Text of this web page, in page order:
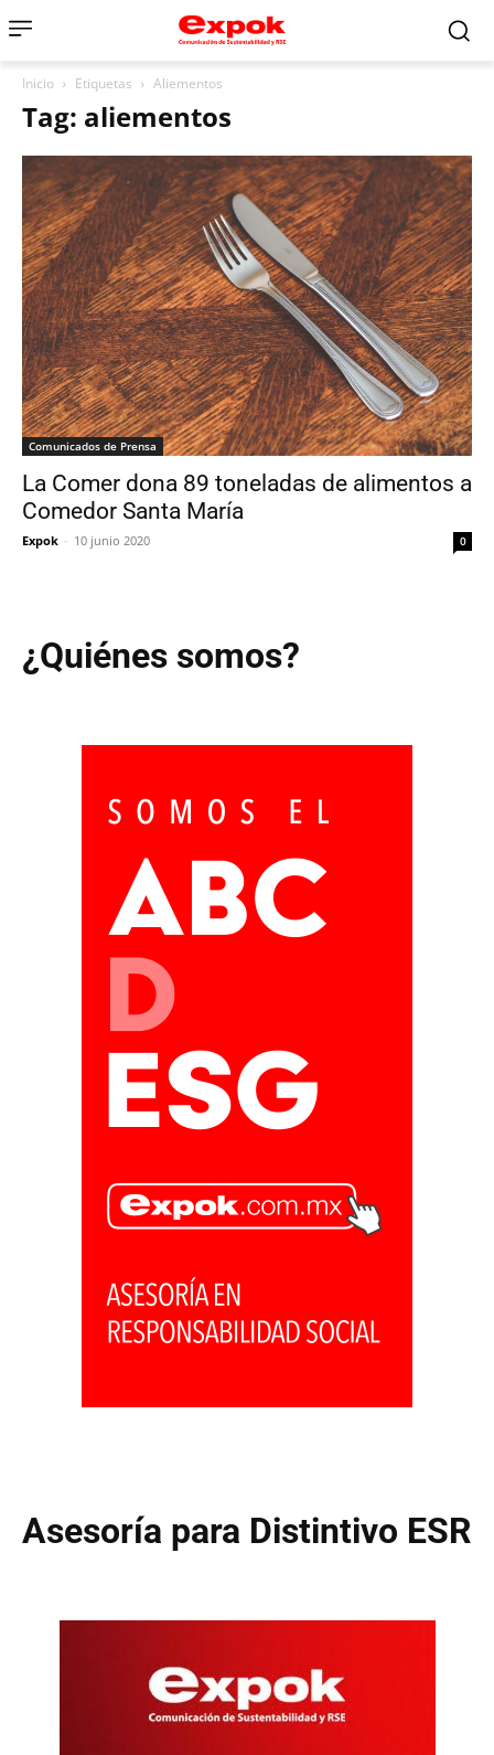
Inicio Etiquetas Aliementos
Tag: aliementos
Comunicados de Prensa
La Comer dona 89 toneladas de alimentos a
Comedor Santa María
Expok - 10 junio 2020 0
¿Quiénes somos?
Asesoría para Distintivo ESR